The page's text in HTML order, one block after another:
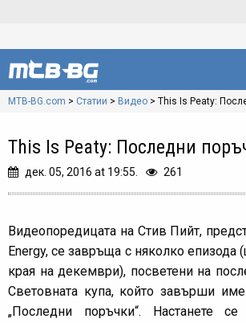
MTB-BG.com > Статии > Видео > This Is Peaty:
This Is Peaty: Последни
дек. 05, 2016 at 19:55. 261
Видеопоредицата на Стив Пийт,
Energy, се завръща с няколко епизода
края на декември), посветени на
Световната купа, който завърши
„Последни поръчки“. Настанете